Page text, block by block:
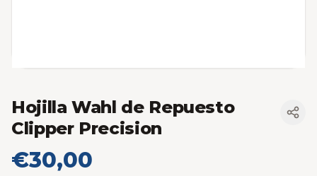
Hojilla Wahl de Repuesto
Clipper Precision
€30,00